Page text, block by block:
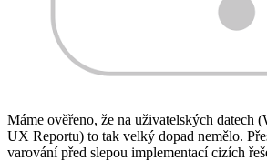
Máme ověřeno, že na uživatelských datech
UX Reportu) to tak velký dopad nemělo.
varování před slepou implementací cizích